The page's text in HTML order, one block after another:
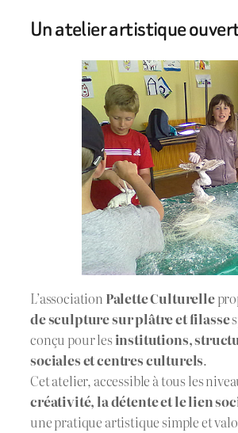
Un atelier artistique
L’association Palette Culturelle
de sculpture sur plâtre et filasse
conçu pour lesinstitutions,
sociales et centres culturels.
Cet atelier, accessible à tous les
créativité, la détente et le lien
une pratique artistique simple et